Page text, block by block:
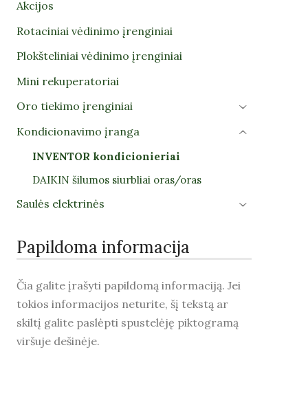
Akcijos
Rotaciniai vėdinimo įrenginiai
Plokšteliniai vėdinimo įrenginiai
Mini rekuperatoriai
Oro tiekimo įrenginiai
›
Kondicionavimo įranga
INVENTOR kondicionieriai
DAIKIN šilumos siurbliai oras/oras
›
Saulės elektrinės ›
Papildoma informacija
Čia galite įrašyti papildomą informaciją. Jei
tokios informacijos neturite, šį tekstą ar
skiltį galite paslėpti spustelėję piktogramą
viršuje dešinėje.